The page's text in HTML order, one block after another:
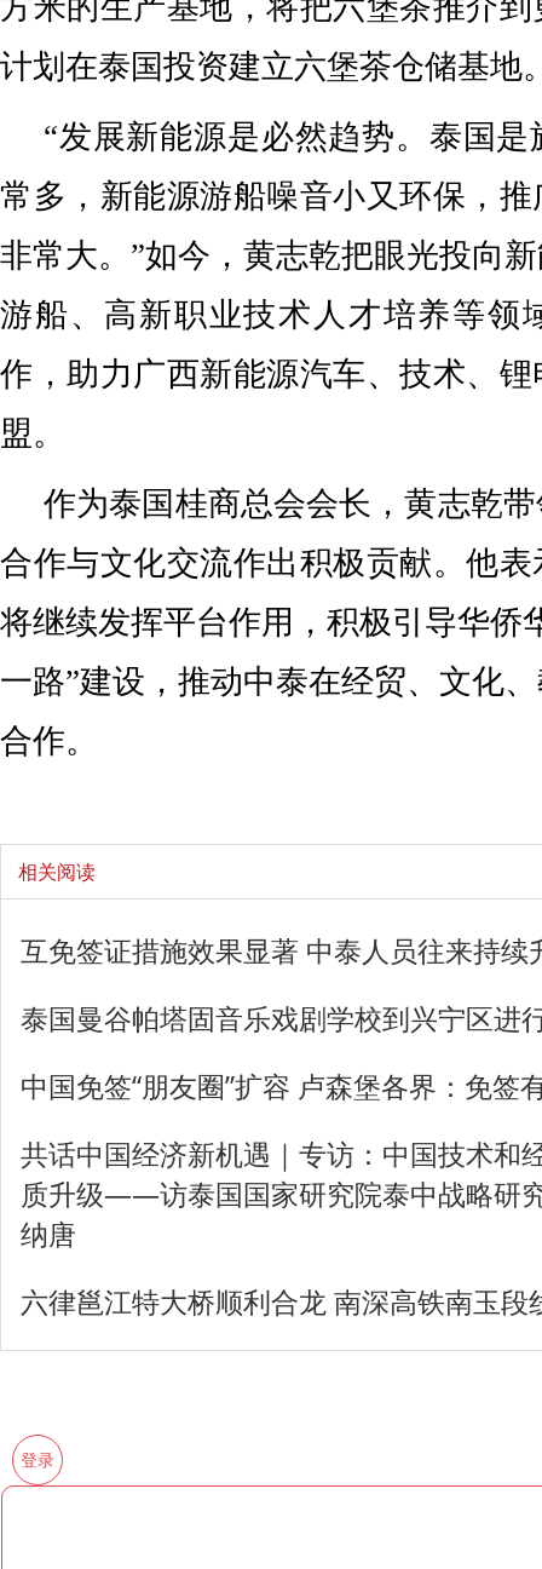
方米的生产基地，将把六堡茶推介
计划在泰国投资建立六堡茶仓储基地
“发展新能源是必然趋势。泰国
常多，新能源游船噪音小又环保，
非常大。”如今，黄志乾把眼光投向
游船、高新职业技术人才培养等领
作，助力广西新能源汽车、技术、
盟。
作为泰国桂商总会会长，黄志乾
合作与文化交流作出积极贡献。他
将继续发挥平台作用，积极引导华侨
一路”建设，推动中泰在经贸、文化
合作。
相关阅读
互免签证措施效果显著 中泰人员往来持续
泰国曼谷帕塔固音乐戏剧学校到兴宁区进
中国免签“朋友圈”扩容 卢森堡各界：免签
共话中国经济新机遇｜专访：中国技术和
质升级——访泰国国家研究院泰中战略研
纳唐
六律邕江特大桥顺利合龙 南深高铁南玉段
登录